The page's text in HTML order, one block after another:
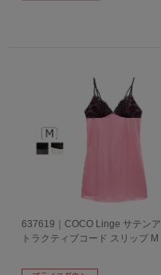
637619｜COCO Linge サテンア
トラクティブコード スリップ M